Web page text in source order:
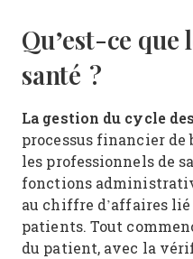
Qu’est-ce que
santé ?
La gestion du cycle
processus financier
les professionnels de
fonctions
au chiffre d’affaires
patients. Tout
du patient, avec la